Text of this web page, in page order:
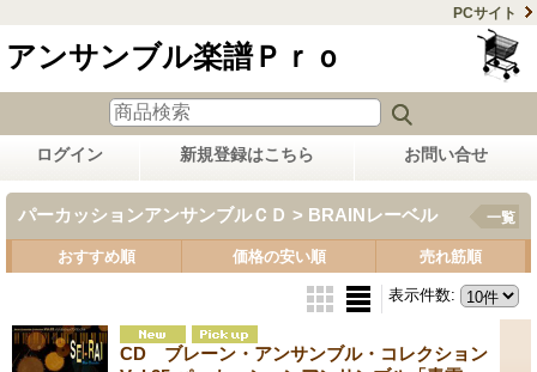
PCサイト
アンサンブル楽譜Ｐｒｏ
ログイン 新規登録はこちら お問い合せ
パーカッションアンサンブルＣＤ > BRAINレーベル 一覧
おすすめ順 価格の安い順 売れ筋順
表示件数:
CD ブレーン・アンサンブル・コレクション